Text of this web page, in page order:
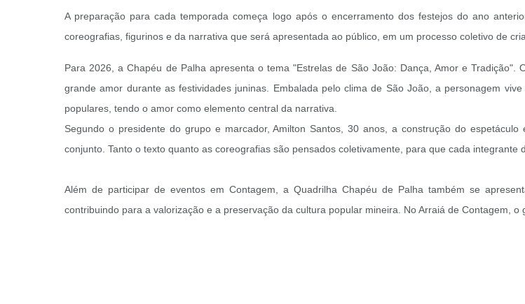
A preparação para cada temporada começa logo após o encerramento dos festejos do ano
coreografias, figurinos e da narrativa que será apresentada ao público, em um processo coletivo de
Para 2026, a Chapéu de Palha apresenta o tema "Estrelas de São João: Dança, Amor e
grande amor durante as festividades juninas. Embalada pelo clima de São João, a personagem
populares, tendo o amor como elemento central da narrativa.
Segundo o presidente do grupo e marcador, Amilton Santos, 30 anos, a construção do
conjunto. Tanto o texto quanto as coreografias são pensados coletivamente, para que cada
Além de participar de eventos em Contagem, a Quadrilha Chapéu de Palha também se
contribuindo para a valorização e a preservação da cultura popular mineira. No Arraiá de Contagem,